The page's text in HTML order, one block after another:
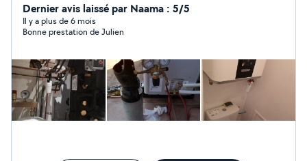
d'intervention rapide
Dernier avis laissé par Naama : 5/5
Il y a plus de 6 mois
Bonne prestation de Julien